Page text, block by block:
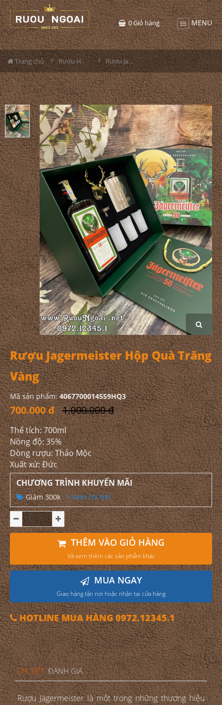
MENU
0Giỏ hàng
Trang chủ Rượu Hộp Quà Rượu Jagermeister Hộp Quà Trăng Vàng
Rượu Jagermeister Hộp Quà Trăng
Vàng
Mã sản phẩm:4067700014559HQ3
700.000 đ 1.000.000 đ
Thể tích: 700ml
Nồng độ: 35%
Dòng rượu: Thảo Mộc
Xuất xứ: Đức
CHƯƠNG TRÌNH KHUYẾN MÃI
Giảm 300k Xem chi tiết
THÊM VÀO GIỎ HÀNG
Và xem thêm các sản phẩm khác
MUA NGAY
Giao hàng tận nơi hoặc nhận tại cửa hàng
HOTLINE MUA HÀNG 0972.12345.1
CHI TIẾT ĐÁNH GIÁ
Rượu Jägermeister là một trong những thương hiệu